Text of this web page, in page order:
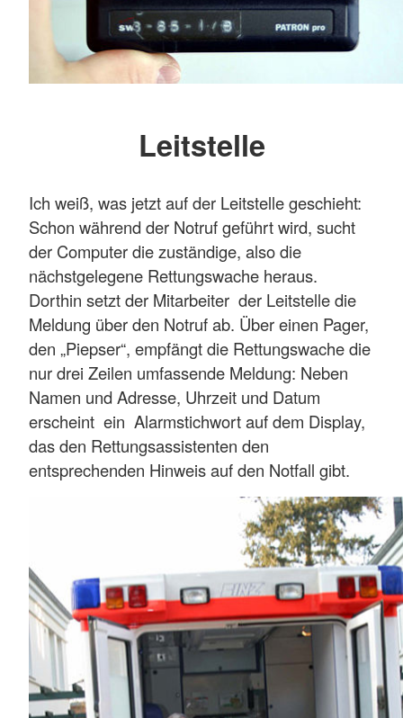
Leitstelle
Ich weiß, was jetzt auf der Leitstelle geschieht:
Schon während der Notruf geführt wird, sucht
der Computer die zuständige, also die
nächstgelegene Rettungswache heraus.
Dorthin setzt der Mitarbeiter der Leitstelle die
Meldung über den Notruf ab. Über einen Pager,
den „Piepser“, empfängt die Rettungswache die
nur drei Zeilen umfassende Meldung: Neben
Namen und Adresse, Uhrzeit und Datum
erscheint ein Alarmstichwort auf dem Display,
das den Rettungsassistenten den
entsprechenden Hinweis auf den Notfall gibt.